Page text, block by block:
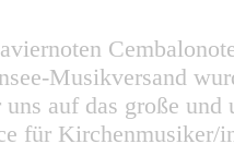
Musikversand
auf das große
für